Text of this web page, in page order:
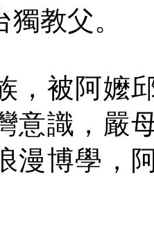
教父。
，被阿嬤
意識，嚴
漫博學，